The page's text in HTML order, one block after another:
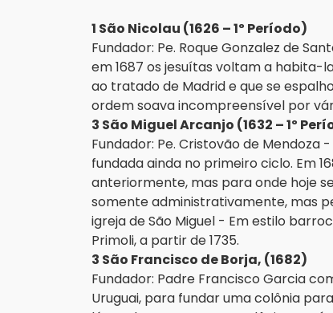
1 São Nicolau (1626 – 1º Período)
Fundador: Pe. Roque Gonzalez de
em 1687 os jesuítas voltam a habita-
ao tratado de Madrid e que se
ordem soava incompreensível por
3 São Miguel Arcanjo (1632 – 1º
Fundador: Pe. Cristovão de Mendoza
fundada ainda no primeiro ciclo. Em
anteriormente, mas para onde hoje
somente administrativamente, mas
igreja de São Miguel - Em estilo
Primoli, a partir de 1735.
3 São Francisco de Borja, (1682)
Fundador: Padre Francisco Garcia
Uruguai, para fundar uma colônia